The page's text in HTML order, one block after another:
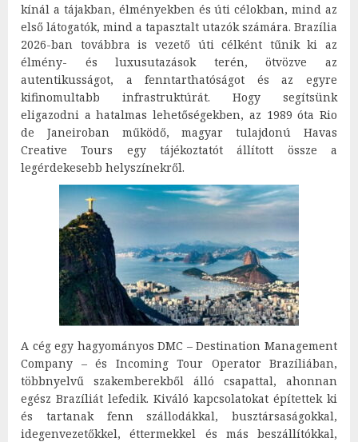
kínál a tájakban, élményekben és úti célokban, mind az
első látogatók, mind a tapasztalt utazók számára. Brazília
2026-ban továbbra is vezető úti célként tűnik ki az
élmény- és luxusutazások terén, ötvözve az
autentikusságot, a fenntarthatóságot és az egyre
kifinomultabb infrastruktúrát. Hogy segítsünk
eligazodni a hatalmas lehetőségekben, az 1989 óta Rio
de Janeiroban működő, magyar tulajdonú Havas
Creative Tours egy tájékoztatót állított össze a
legérdekesebb helyszínekről.
A cég egy hagyományos DMC – Destination Management
Company – és Incoming Tour Operator Brazíliában,
többnyelvű szakemberekből álló csapattal, ahonnan
egész Brazíliát lefedik. Kiváló kapcsolatokat építettek ki
és tartanak fenn szállodákkal, busztársaságokkal,
idegenvezetőkkel, éttermekkel és más beszállítókkal,